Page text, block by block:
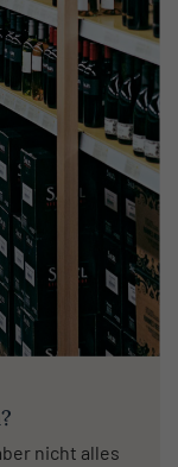
Dolomiten
den
Charakter
Schaut
🍾
#eberle
#wein
nicht alles